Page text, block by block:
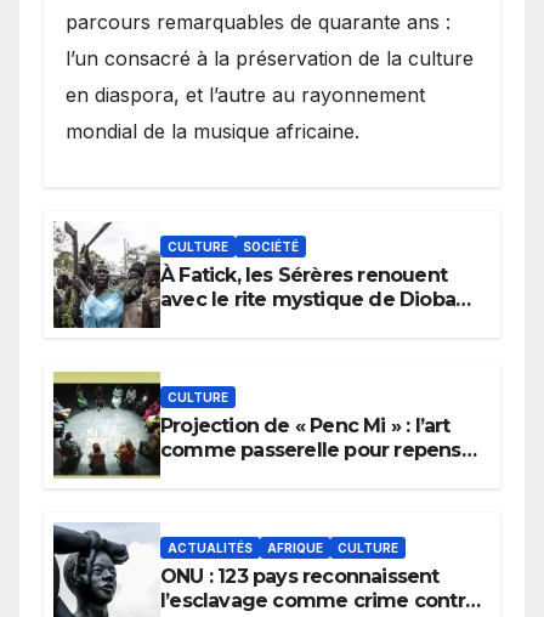
parcours remarquables de quarante ans :
l’un consacré à la préservation de la culture
en diaspora, et l’autre au rayonnement
mondial de la musique africaine.
CULTURE SOCIÉTÉ
À Fatick, les Sérères renouent
avec le rite mystique de Diobaye
CULTURE
Projection de « Penc Mi » : l’art
comme passerelle pour repenser
ACTUALITÉS AFRIQUE CULTURE
ONU : 123 pays reconnaissent
l’esclavage comme crime contre